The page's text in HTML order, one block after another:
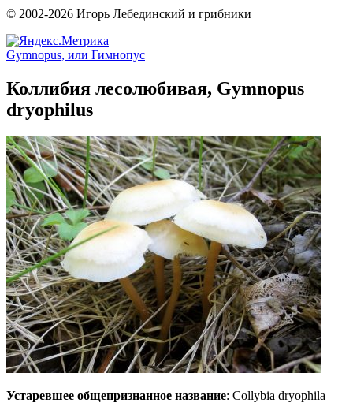
© 2002-2026 Игорь Лебединский и грибники
Gymnopus, или Гимнопус
Коллибия лесолюбивая, Gymnopus
dryophilus
Устаревшее общепризнанное название: Collybia dryophila